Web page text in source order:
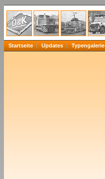
Startseite Updates Typengalerie